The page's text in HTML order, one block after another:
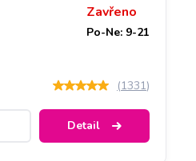
Zavřeno
Po-Ne: 9-21
(1331)
Detail